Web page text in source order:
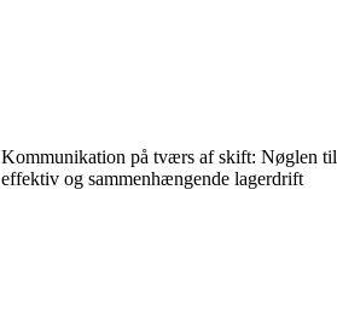
Kommunikation på tværs af skift: Nøglen til
effektiv og sammenhængende lagerdrift